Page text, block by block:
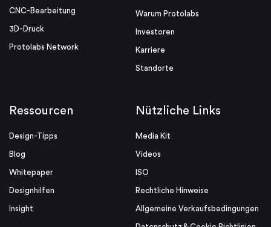
CNC-Bearbeitung
3D-Druck
Protolabs Network
Warum Protolabs
Investoren
Karriere
Standorte
Ressourcen
Design-Tipps
Blog
Whitepaper
Designhilfen
Insight
Nützliche Links
Media Kit
Videos
ISO
Rechtliche Hinweise
Allgemeine Verkaufsbedingungen